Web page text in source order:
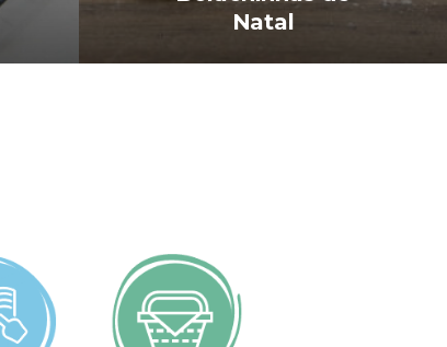
Natal